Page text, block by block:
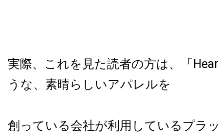
実際、これを見た読者の方は、「
うな、素晴らしいアパレルを
創っている会社が利用しているプラ